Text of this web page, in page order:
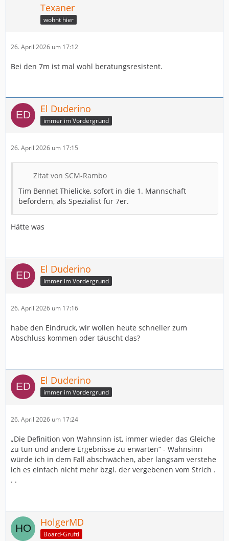
Texaner
wohnt hier
26. April 2026 um 17:12
Bei den 7m ist mal wohl beratungsresistent.
El Duderino
immer im Vordergrund
26. April 2026 um 17:15
Zitat von SCM-Rambo
Tim Bennet Thielicke, sofort in die 1. Mannschaft
befördern, als Spezialist für 7er.
Hätte was
El Duderino
immer im Vordergrund
26. April 2026 um 17:16
habe den Eindruck, wir wollen heute schneller zum
Abschluss kommen oder täuscht das?
El Duderino
immer im Vordergrund
26. April 2026 um 17:24
„Die Definition von Wahnsinn ist, immer wieder das Gleiche
zu tun und andere Ergebnisse zu erwarten“ - Wahnsinn
würde ich in dem Fall abschwächen, aber langsam verstehe
ich es einfach nicht mehr bzgl. der vergebenen vom Strich .
. .
HolgerMD
Board-Grufti